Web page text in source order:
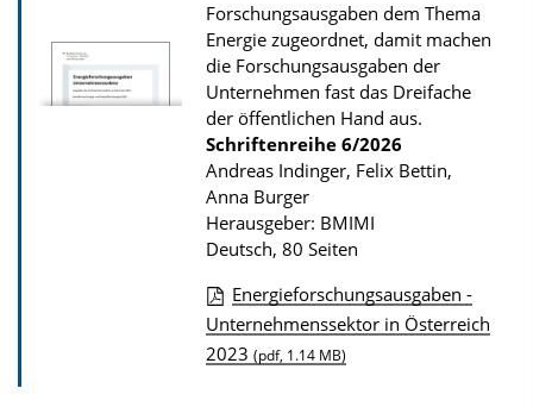
Forschungsausgaben dem Thema
Energie zugeordnet, damit machen
die Forschungsausgaben der
Unternehmen fast das Dreifache
der öffentlichen Hand aus.
Schriftenreihe 6/2026
Andreas Indinger, Felix Bettin,
Anna Burger
Herausgeber: BMIMI
Deutsch, 80 Seiten
D
o
Energieforschungsausgaben -
Unternehmenssektor in Österreich
2023 (pdf, 1.14 MB)